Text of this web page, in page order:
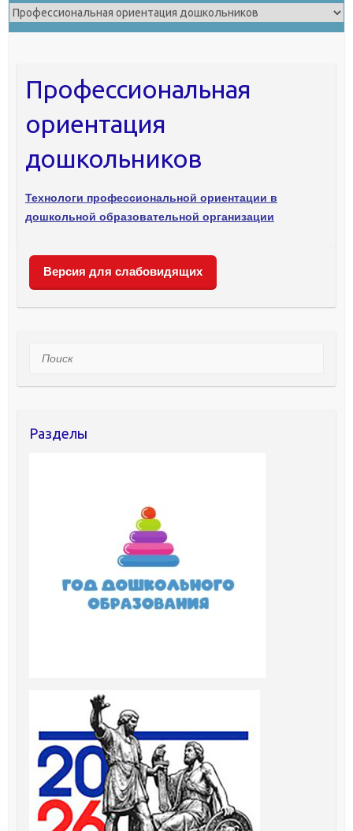
Профессиональная
ориентация
дошкольников
Технологи профессиональной ориентации в
дошкольной образовательной организации
Версия для слабовидящих
Поиск
Разделы